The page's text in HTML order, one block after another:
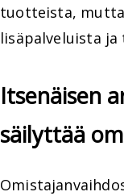
tuotteista,
lisäpalveluista
Itsenäisen
säilyttää